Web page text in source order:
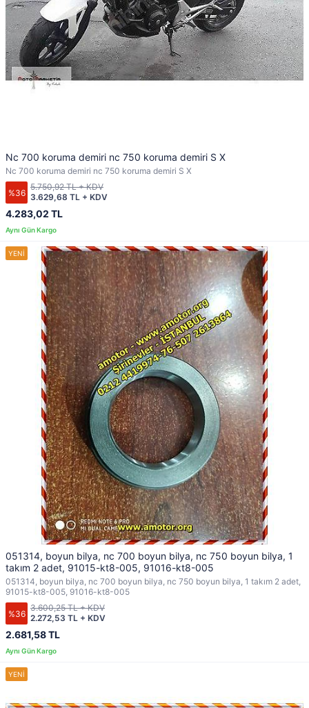
Nc 700 koruma demiri nc 750 koruma demiri S X
Nc 700 koruma demiri nc 750 koruma demiri S X
%36
4.283,02 TL
3.629,68 TL + KDV
5.750,92 TL + KDV
051314, boyun bilya, nc 700 boyun bilya, nc 750 boyun bilya, 1
takım 2 adet, 91015-kt8-005, 91016-kt8-005
051314, boyun bilya, nc 700 boyun bilya, nc 750 boyun bilya, 1 takım 2 adet,
91015-kt8-005, 91016-kt8-005
%36
2.681,58 TL
2.272,53 TL + KDV
3.600,25 TL + KDV